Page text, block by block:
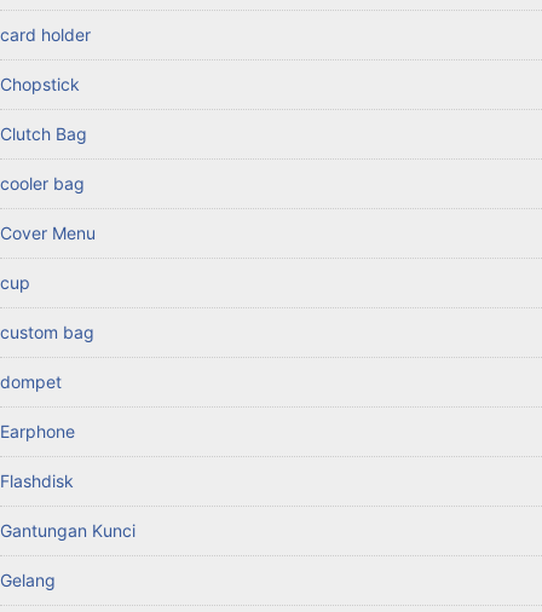
card holder
Chopstick
Clutch Bag
cooler bag
Cover Menu
cup
custom bag
dompet
Earphone
Flashdisk
Gantungan Kunci
Gelang